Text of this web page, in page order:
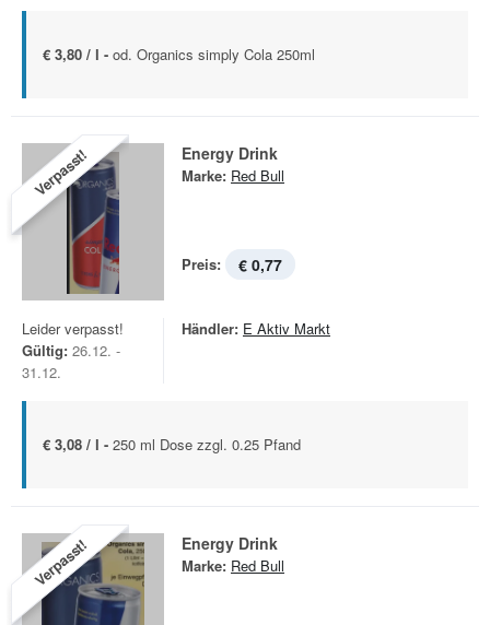
€ 3,80 / l - od. Organics simply Cola 250ml
Verpasst! Energy Drink
Marke: Red Bull
Preis: € 0,77
Leider verpasst!
Gültig: 26.12. -
31.12.
Händler: E Aktiv Markt
€ 3,08 / l - 250 ml Dose zzgl. 0.25 Pfand
Verpasst! Energy Drink
Marke: Red Bull